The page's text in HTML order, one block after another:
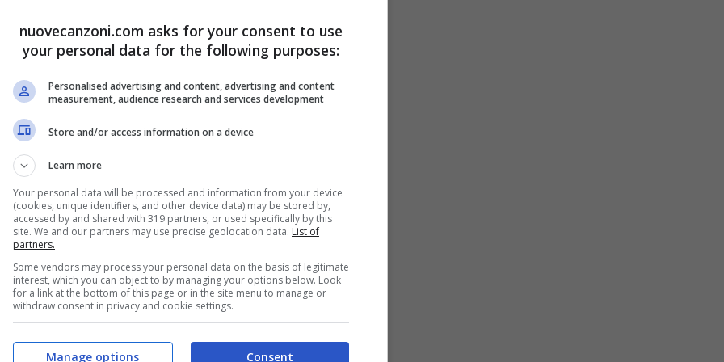
singolo del cantautore britannicoEd Sheeran.
che si intitola “+” e che è stato pubblicato
nuovecanzoni.com asks for your consent to use
your personal data for the following purposes:
Personalised advertising and content, advertising and content
measurement, audience research and services development
Store and/or access information on a device
Learn more
Your personal data will be processed and information from your device
(cookies, unique identifiers, and other device data) may be stored by,
accessed by and shared with 319 partners, or used specifically by this
site. We and our partners may use precise geolocation data. List of
partners.
Some vendors may process your personal data on the basis of legitimate
interest, which you can object to by managing your options below. Look
for a link at the bottom of this page or in the site menu to manage or
withdraw consent in privacy and cookie settings.
Consent
Manage options